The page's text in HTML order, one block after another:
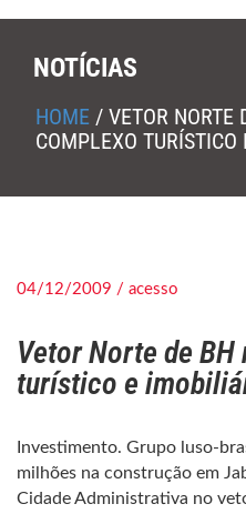
NOTÍCIAS
HOME / VETOR NORTE
COMPLEXO
04/12/2009 / acesso
Vetor Norte de
turístico e
Investimento. Grupo luso-
milhões na construção em
Cidade Administrativa no